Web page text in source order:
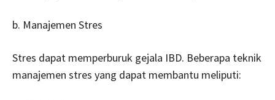
b. Manajemen Stres
Stres dapat memperburuk gejala IBD. Beberapa teknik
manajemen stres yang dapat membantu meliputi: